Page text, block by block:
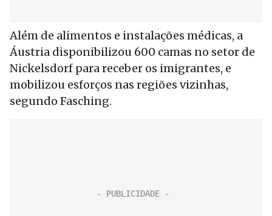
Além de alimentos e instalações médicas, a
Áustria disponibilizou 600 camas no setor de
Nickelsdorf para receber os imigrantes, e
mobilizou esforços nas regiões vizinhas,
segundo Fasching.